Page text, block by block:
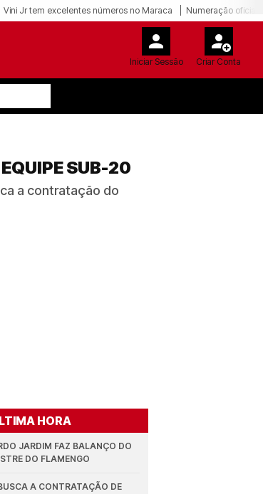
Vini Jr tem excelentes números no Maraca Numeração oficial
Iniciar Sessão Criar Conta
SUB-20
a contratação do
HORA
JARDIM FAZ BALANÇO DO
DO FLAMENGO
A CONTRATAÇÃO DE